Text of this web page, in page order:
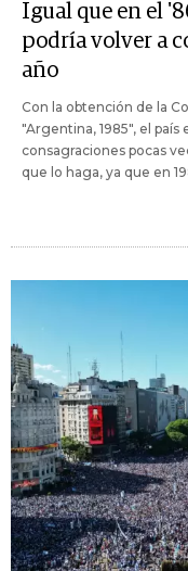
Igual que en el
podría volver a
año
Con la obtención de la
"Argentina, 1985", el
consagraciones pocas
que lo haga, ya que en